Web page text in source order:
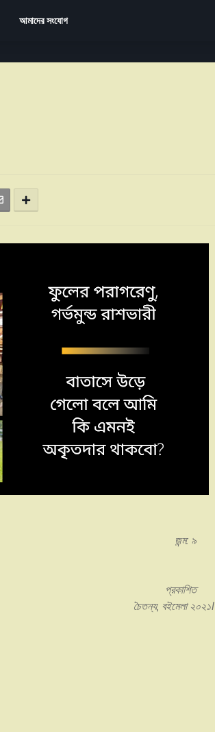
আমাদের সংযোগ
জন্ম: ৯
ভাষা ও সাহিত্য। প্রকাশিত
চৈতন্য, বইমেলা ২০২১।